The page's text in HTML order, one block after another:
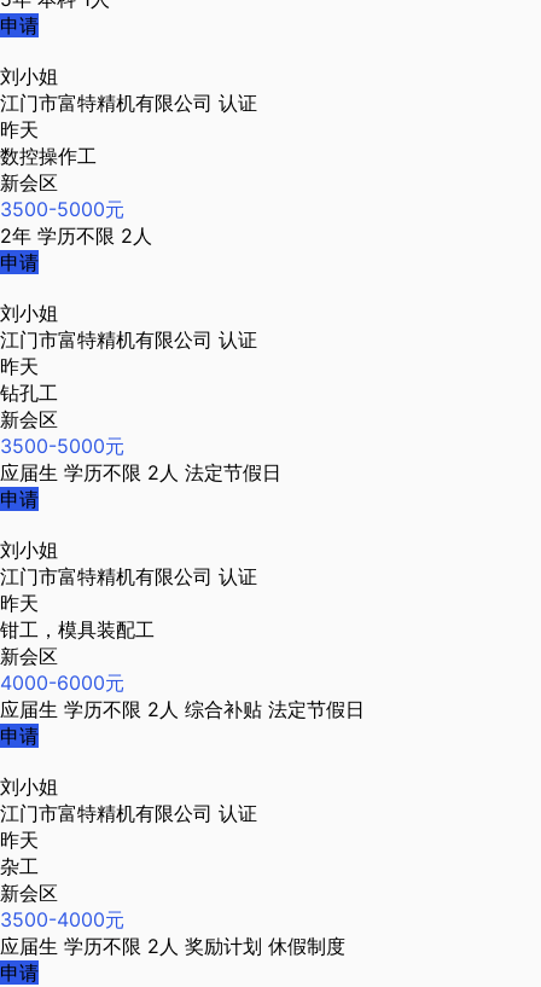
申请
刘小姐
江门市富特精机有限公司 认证
昨天
数控操作工
新会区
3500-5000元
2年 学历不限 2人
申请
刘小姐
江门市富特精机有限公司 认证
昨天
钻孔工
新会区
3500-5000元
应届生 学历不限 2人 法定节假日
申请
刘小姐
江门市富特精机有限公司 认证
昨天
钳工，模具装配工
新会区
4000-6000元
应届生 学历不限 2人 综合补贴 法定节假日
申请
刘小姐
江门市富特精机有限公司 认证
昨天
杂工
新会区
3500-4000元
应届生 学历不限 2人 奖励计划 休假制度
申请